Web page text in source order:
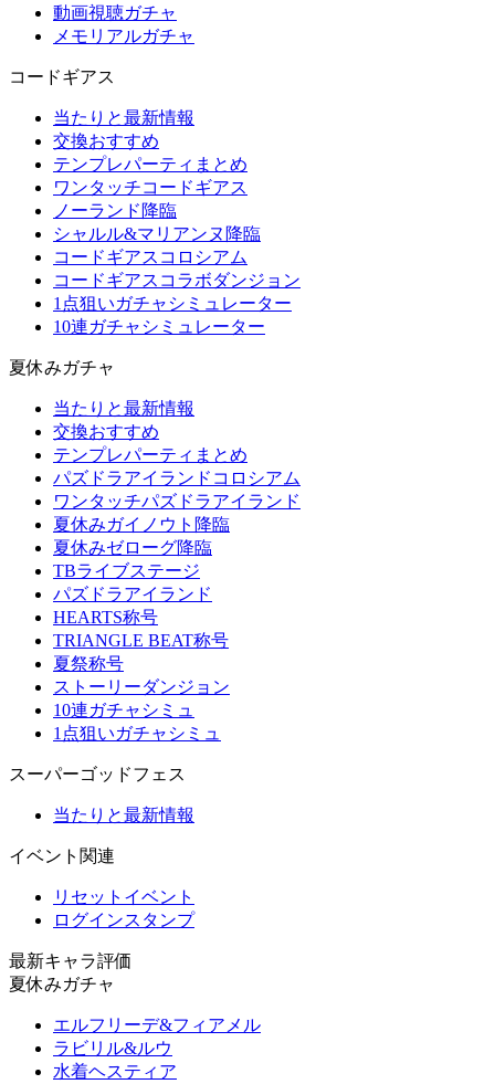
動画視聴ガチャ
メモリアルガチャ
コードギアス
当たりと最新情報
交換おすすめ
テンプレパーティまとめ
ワンタッチコードギアス
ノーランド降臨
シャルル&マリアンヌ降臨
コードギアスコロシアム
コードギアスコラボダンジョン
1点狙いガチャシミュレーター
10連ガチャシミュレーター
夏休みガチャ
当たりと最新情報
交換おすすめ
テンプレパーティまとめ
パズドラアイランドコロシアム
ワンタッチパズドラアイランド
夏休みガイノウト降臨
夏休みゼローグ降臨
TBライブステージ
パズドラアイランド
HEARTS称号
TRIANGLE BEAT称号
夏祭称号
ストーリーダンジョン
10連ガチャシミュ
1点狙いガチャシミュ
スーパーゴッドフェス
当たりと最新情報
イベント関連
リセットイベント
ログインスタンプ
最新キャラ評価
夏休みガチャ
エルフリーデ&フィアメル
ラビリル&ルウ
水着ヘスティア